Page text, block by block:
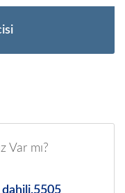
Var mı?